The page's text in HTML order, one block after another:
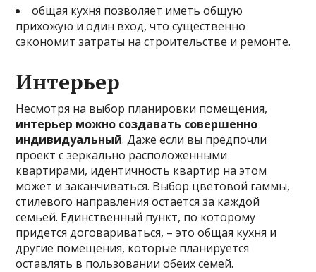
общая кухня позволяет иметь общую
прихожую и один вход, что существенно
сэкономит затраты на строительстве и ремонте.
Интерьер
Несмотря на выбор планировки помещения,
интерьер можно создавать совершенно
индивидуальный. Даже если вы предпочли
проект с зеркально расположенными
квартирами, идентичность квартир на этом
может и заканчиваться. Выбор цветовой гаммы,
стилевого направления остается за каждой
семьей. Единственный пункт, по которому
придется договариваться, – это общая кухня и
другие помещения, которые планируется
оставлять в пользовании обеих семей.